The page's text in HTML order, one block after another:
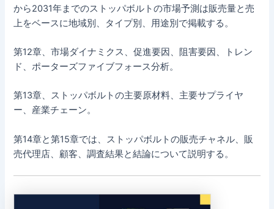
から2031年までのストッパボルトの市場予測は販売量と売
上をベースに地域別、タイプ別、用途別で掲載する。
第12章、市場ダイナミクス、促進要因、阻害要因、トレン
ド、ポーターズファイブフォース分析。
第13章、ストッパボルトの主要原材料、主要サプライヤ
ー、産業チェーン。
第14章と第15章では、ストッパボルトの販売チャネル、販
売代理店、顧客、調査結果と結論について説明する。